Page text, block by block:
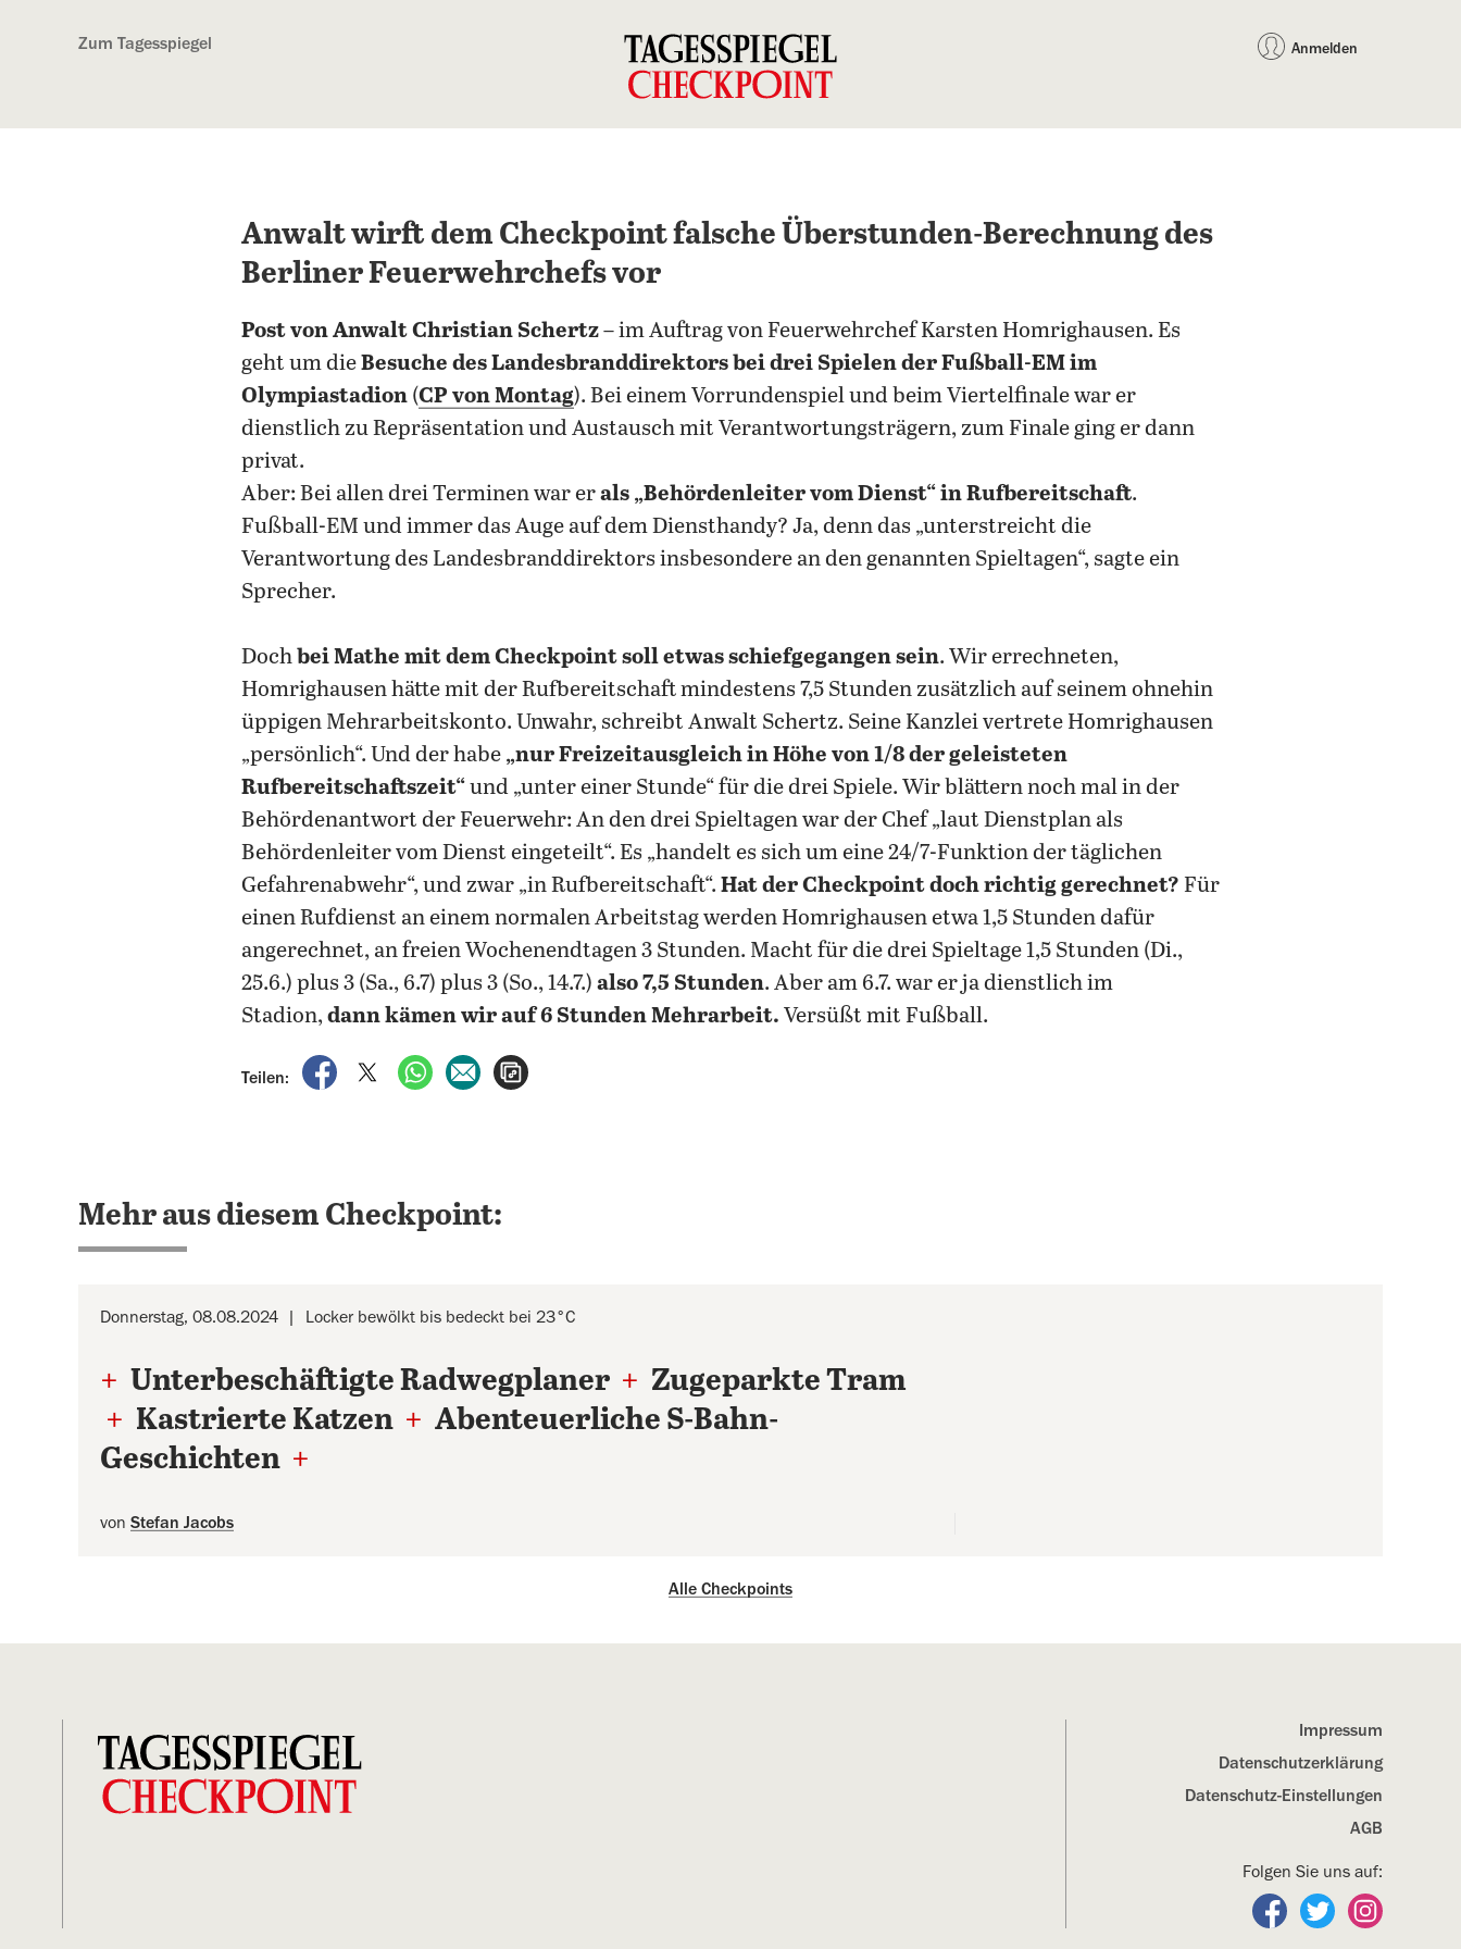
Zum Tagesspiegel Anmelden
Anwalt wirft dem Checkpoint falsche Überstunden-Berechnung des
Berliner Feuerwehrchefs vor
Post von Anwalt Christian Schertz– im Auftrag von Feuerwehrchef Karsten Homrighausen. Es
geht um dieBesuche des Landesbranddirektors bei drei Spielen der Fußball-EM im
Olympiastadion (CP von Montag). Bei einem Vorrundenspiel und beim Viertelfinale war er
dienstlich zu Repräsentation und Austausch mit Verantwortungsträgern, zum Finale ging er dann
privat.
Aber: Bei allen drei Terminen war erals „Behördenleiter vom Dienst“ in Rufbereitschaft.
Fußball-EM und immer das Auge auf dem Diensthandy? Ja, denn das „unterstreicht die
Verantwortung des Landesbranddirektors insbesondere an den genannten Spieltagen“, sagte ein
Sprecher.
Dochbei Mathe mit dem Checkpoint soll etwas schiefgegangen sein. Wir errechneten,
Homrighausen hätte mit der Rufbereitschaft mindestens 7,5 Stunden zusätzlich auf seinem ohnehin
üppigen Mehrarbeitskonto. Unwahr, schreibt Anwalt Schertz. Seine Kanzlei vertrete Homrighausen
„persönlich“. Und der habe „nur Freizeitausgleich in Höhe von 1/8 der geleisteten
Rufbereitschaftszeit“und „unter einer Stunde“ für die drei Spiele. Wir blättern noch mal in der
Behördenantwort der Feuerwehr: An den drei Spieltagen war der Chef „laut Dienstplan als
Behördenleiter vom Dienst eingeteilt“. Es „handelt es sich um eine 24/7-Funktion der täglichen
Gefahrenabwehr“, und zwar „in Rufbereitschaft“. Hat der Checkpoint doch richtig gerechnet? Für
einen Rufdienst an einem normalen Arbeitstag werden Homrighausen etwa 1,5 Stunden dafür
angerechnet, an freien Wochenendtagen 3 Stunden. Macht für die drei Spieltage 1,5 Stunden (Di.,
25.6.) plus 3 (Sa., 6.7) plus 3 (So., 14.7.) also 7,5 Stunden. Aber am 6.7. war er ja dienstlich im
Stadion,dann kämen wir auf 6 Stunden Mehrarbeit. Versüßt mit Fußball.
Teilen:
auf Facebook teilen
auf X teilenper WhatsApp teilen
per E-Mail teilen
Mehr aus diesem Checkpoint:
Donnerstag, 08.08.2024 Locker bewölkt bis bedeckt bei 23°C
+ Unterbeschäftigte Radwegplaner + Zugeparkte Tram
+ Kastrierte Katzen + Abenteuerliche S-Bahn-
Geschichten +
von Stefan Jacobs
Alle Checkpoints
Impressum
Datenschutz­erklärung
Datenschutz-Einstellungen
AGB
Folgen Sie uns auf:
Folgen Sie uns auf
Folgen Sie uns